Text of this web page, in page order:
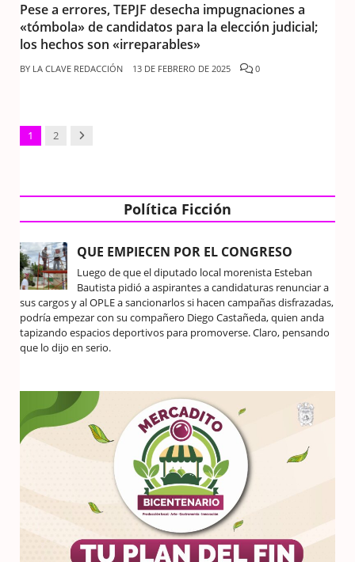
Pese a errores, TEPJF desecha impugnaciones a
«tómbola» de candidatos para la elección judicial;
los hechos son «irreparables»
BY LA CLAVE REDACCIÓN 13 DE FEBRERO DE 2025 0
1 2 Next
Política Ficción
QUE EMPIECEN POR EL CONGRESO
Luego de que el diputado local morenista Esteban
Bautista pidió a aspirantes a candidaturas renunciar a
sus cargos y al OPLE a sancionarlos si hacen campañas disfrazadas,
podría empezar con su compañero Diego Castañeda, quien anda
tapizando espacios deportivos para promoverse. Claro, pensando
que lo dijo en serio.